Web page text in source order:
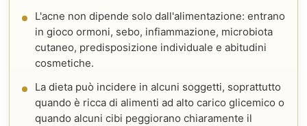
L'acne non dipende solo dall'alimentazione: entrano
in gioco ormoni, sebo, infiammazione, microbiota
cutaneo, predisposizione individuale e abitudini
cosmetiche.
La dieta può incidere in alcuni soggetti, soprattutto
quando è ricca di alimenti ad alto carico glicemico o
quando alcuni cibi peggiorano chiaramente il